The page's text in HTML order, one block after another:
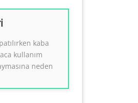
kaba
kullanım
neden